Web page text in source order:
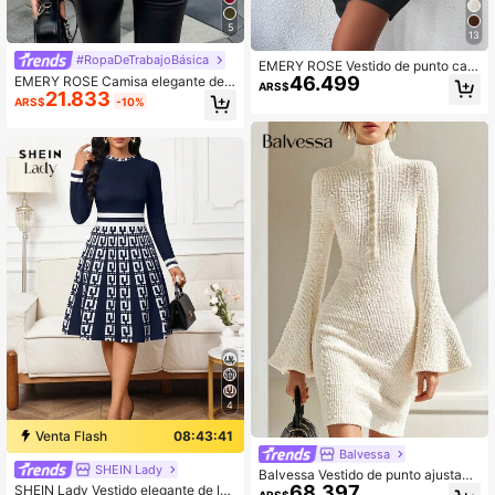
5
#RopaDeTrabajoBásica
EMERY ROSE Camisa elegante de
mujer con manga abullonada a cua
dros y un solo de botones en la esp
ARS$21.833 -10%
4
Venta Flash 08:43:41
SHEIN Lady
SHEIN Lady Vestido elegante de lon
13
EMERY ROSE Vestido de punto cas
ual de cuello redondo y manga larg
a de unicolor para mujer, otoño/invi
ARS$46.499
Balvessa
Balvessa Vestido de punto ajustado
con cuello alto y mangas acampan